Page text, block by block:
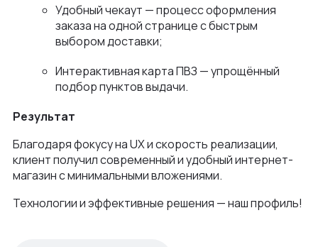
Удобный чекаут — процесс оформления
заказа на одной странице с быстрым
выбором доставки;
Интерактивная карта ПВЗ — упрощённый
подбор пунктов выдачи.
Результат
Благодаря фокусу на UX и скорость реализации,
клиент получил современный и удобный интернет-
магазин с минимальными вложениями.
Технологии и эффективные решения — наш профиль!